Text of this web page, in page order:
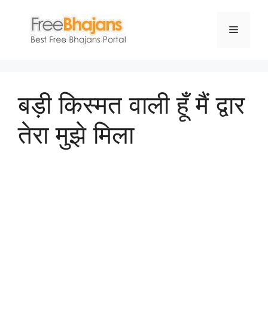
content
Menu
बड़ी किस्मत वाली हूँ मैं द्वार
तेरा मुझे मिला